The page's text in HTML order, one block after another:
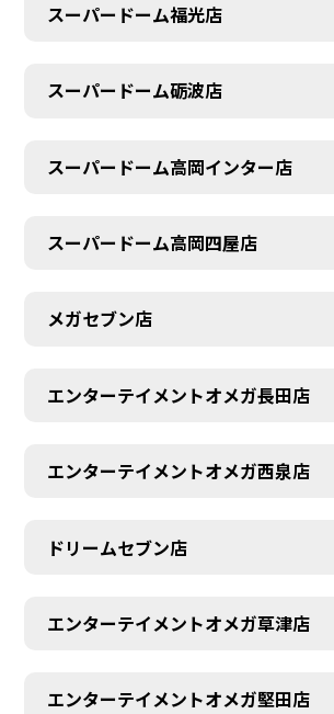
スーパードーム福光店
スーパードーム砺波店
スーパードーム高岡インター店
スーパードーム高岡四屋店
メガセブン店
エンターテイメントオメガ長田店
エンターテイメントオメガ西泉店
ドリームセブン店
エンターテイメントオメガ草津店
エンターテイメントオメガ堅田店